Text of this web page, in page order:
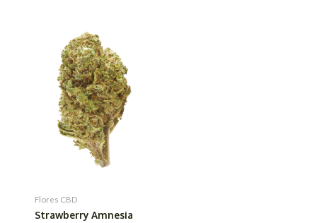
Flores CBD
Strawberry Amnesia